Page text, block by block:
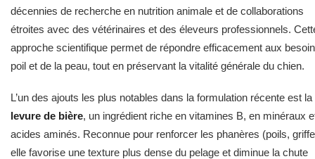
décennies de recherche en nutrition animale et de collaborations
étroites avec des vétérinaires et des éleveurs professionnels.
approche scientifique permet de répondre efficacement aux
poil et de la peau, tout en préservant la vitalité générale du chien.
L’un des ajouts les plus notables dans la formulation récente est la
levure de bière, un ingrédient riche en vitamines B, en minéraux
acides aminés. Reconnue pour renforcer les phanères (poils,
elle favorise une texture plus dense du pelage et diminue la chute